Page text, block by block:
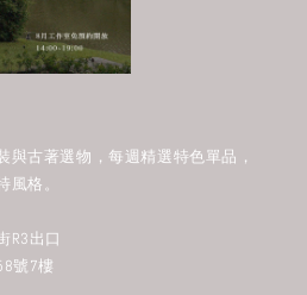
與古著選物，每週精選特色單品，
格。
R3出口
號7樓